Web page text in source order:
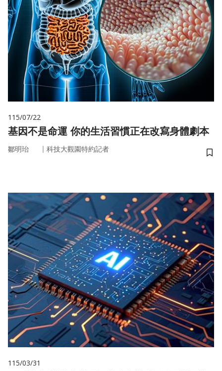
115/07/22
基因不是命運 你的生活習慣正在改寫身體劇本
鄒明珆 ｜ 科技大觀園特約記者
儲
115/03/31